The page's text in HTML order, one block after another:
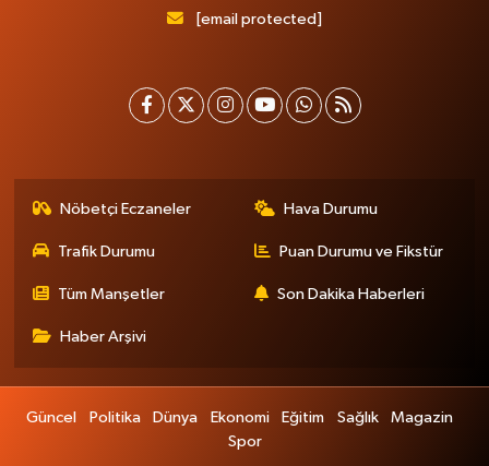
[email protected]
Nöbetçi Eczaneler Hava Durumu
Trafik Durumu Puan Durumu ve Fikstür
Tüm Manşetler Son Dakika Haberleri
Haber Arşivi
Güncel Politika Dünya Ekonomi Eğitim Sağlık
Magazin
Spor